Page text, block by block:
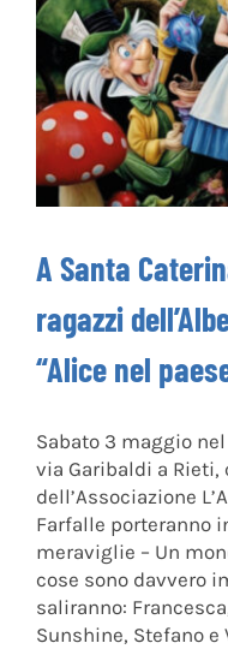
A Santa
ragazzi
“Alice nel
Sabato 3 maggio
via Garibaldi a Rieti,
dell’Associazione
Farfalle porteranno
meraviglie – Un
cose sono davvero
saliranno:
Sunshine, Stefano e